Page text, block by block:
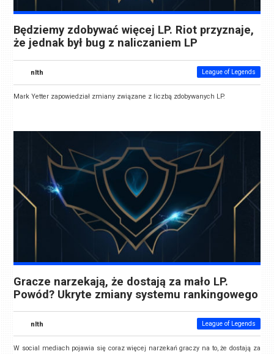
Będziemy zdobywać więcej LP. Riot przyznaje,
że jednak był bug z naliczaniem LP
nlth League of Legends
Mark Yetter zapowiedział zmiany związane z liczbą zdobywanych LP.
Gracze narzekają, że dostają za mało LP.
Powód? Ukryte zmiany systemu rankingowego
nlth League of Legends
W social mediach pojawia się coraz więcej narzekań graczy na to, że dostają za